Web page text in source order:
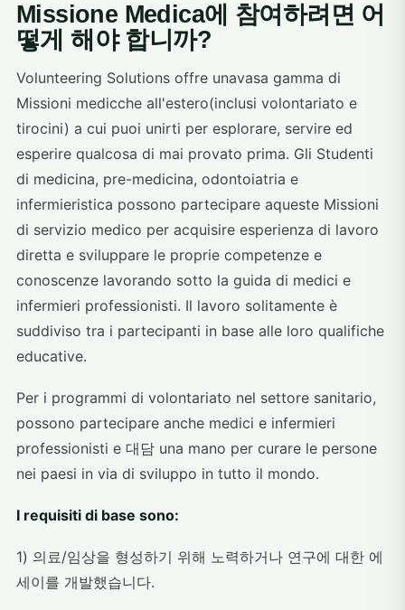
Missione Medica에 참여하려면 어
떻게 해야 합니까?
Volunteering Solutions offre unavasa gamma di
Missioni medicche all'estero(inclusi volontariato e
tirocini) a cui puoi unirti per esplorare, servire ed
esperire qualcosa di mai provato prima. Gli Studenti
di medicina, pre-medicina, odontoiatria e
infermieristica possono partecipare aqueste Missioni
di servizio medico per acquisire esperienza di lavoro
diretta e sviluppare le proprie competenze e
conoscenze lavorando sotto la guida di medici e
infermieri professionisti. Il lavoro solitamente è
suddiviso tra i partecipanti in base alle loro qualifiche
educative.
Per i programmi di volontariato nel settore sanitario,
possono partecipare anche medici e infermieri
professionisti e 대담 una mano per curare le persone
nei paesi in via di sviluppo in tutto il mondo.
I requisiti di base sono:
1) 의료/임상을 형성하기 위해 노력하거나 연구에 대한 에
세이를 개발했습니다.